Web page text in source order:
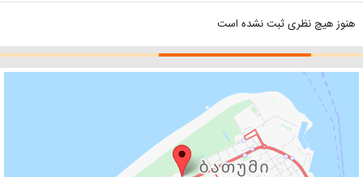
هنوز هیچ نظری ثبت نشده است